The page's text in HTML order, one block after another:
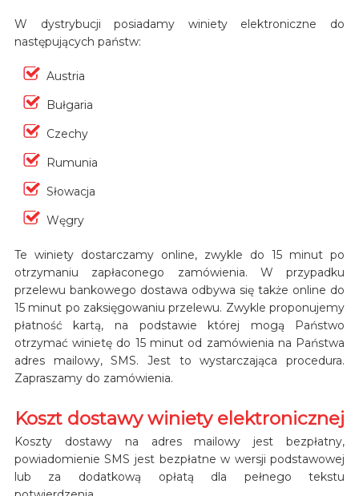
W dystrybucji posiadamy winiety elektroniczne do
następujących państw:
Austria
Bułgaria
Czechy
Rumunia
Słowacja
Węgry
Te winiety dostarczamy online, zwykle do 15 minut po
otrzymaniu zapłaconego zamówienia. W przypadku
przelewu bankowego dostawa odbywa się także online do
15 minut po zaksięgowaniu przelewu. Zwykle proponujemy
płatność kartą, na podstawie której mogą Państwo
otrzymać winietę do 15 minut od zamówienia na Państwa
adres mailowy, SMS. Jest to wystarczająca procedura.
Zapraszamy do zamówienia.
Koszt dostawy winiety elektronicznej
Koszty dostawy na adres mailowy jest bezpłatny,
powiadomienie SMS jest bezpłatne w wersji podstawowej
lub za dodatkową opłatą dla pełnego tekstu